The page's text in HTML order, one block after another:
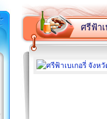
ศรีฟ้า